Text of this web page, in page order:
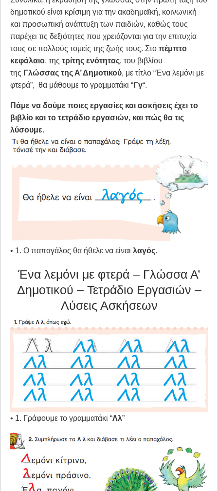
δημοτικού είναι κρίσιμη για την ακαδημαϊκή, κοινωνική
και προσωπική ανάπτυξη των παιδιών, καθώς τους
παρέχει τις δεξιότητες που χρειάζονται για την επιτυχία
τους σε πολλούς τομείς της ζωής τους. Στο πέμπτο
κεφάλαιο, της τρίτης ενότητας, του βιβλίου
της Γλώσσας της Α’ Δημοτικού, με τίτλο “Ένα λεμόνι με
φτερά”, θα μάθουμε το γραμματάκι “Γγ“.
Πάμε να δούμε ποιες εργασίες και ασκήσεις έχει το
βιβλίο και το τετράδιο εργασιών, και πώς θα τις
λύσουμε.
• 1. Ο παπαγάλος θα ήθελε να είναι λαγός.
Ένα λεμόνι με φτερά – Γλώσσα Α’
Δημοτικού – Τετράδιο Εργασιών –
Λύσεις Ασκήσεων
• 1. Γράφουμε το γραμματάκι “Λλ”